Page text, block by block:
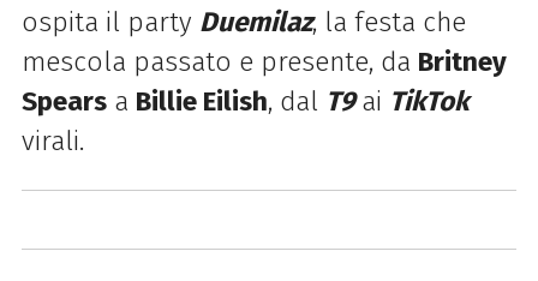
ospita il party Duemilaz, la festa che
mescola passato e presente, da Britney
Spearsa Billie Eilish, dal T9ai TikTok
virali.